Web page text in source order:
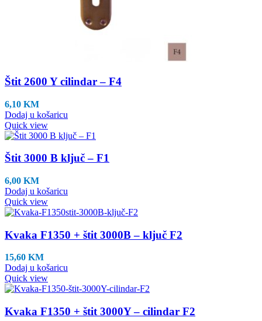
Štit 2600 Y cilindar – F4
6,10 KM
Dodaj u košaricu
Quick view
Štit 3000 B ključ – F1
6,00 KM
Dodaj u košaricu
Quick view
Kvaka F1350 + štit 3000B – ključ F2
15,60 KM
Dodaj u košaricu
Quick view
Kvaka F1350 + štit 3000Y – cilindar F2